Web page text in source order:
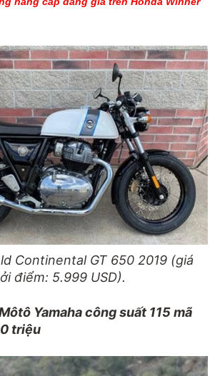
Continental GT 650 2019 (giá
điểm: 5.999 USD).
Yamaha công suất 115 mã
triệu